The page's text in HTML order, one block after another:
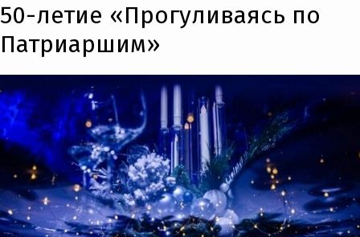
50-летие «Прогуливаясь по
Патриаршим»